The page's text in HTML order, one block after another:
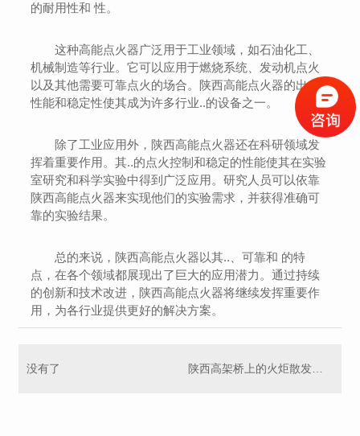
的耐用性和 性。
这种高能点火器广泛用于工业领域，如石油化工、
机械制造等行业。它可以应用于燃烧系统、发动机点火
以及其他需要可靠点火的场合。陕西高能点火器的出色
性能和稳定性使其成为许多行业..的设备之一。
除了工业应用外，陕西高能点火器还在科研领域发
挥着重要作用。其..的点火控制和稳定的性能使其在实验
室研究和科学实验中得到广泛应用。研究人员可以依靠
陕西高能点火器来实现他们的实验需求，并获得准确可
靠的实验结果。
总的来说，陕西高能点火器以其..、可靠和 的特
点，在各个领域都展现出了巨大的应用潜力。通过持续
的创新和技术改进，陕西高能点火器将继续发挥重要作
用，为各行业提供更好的解决方案。
没有了